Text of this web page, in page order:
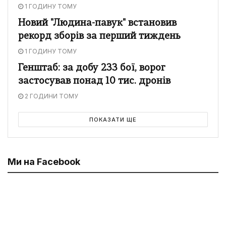
1 ГОДИНУ ТОМУ
Новий "Людина-павук" встановив
рекорд зборів за перший тиждень
1 ГОДИНУ ТОМУ
Генштаб: за добу 233 бої, ворог
застосував понад 10 тис. дронів
2 ГОДИНИ ТОМУ
ПОКАЗАТИ ЩЕ
Ми на Facebook